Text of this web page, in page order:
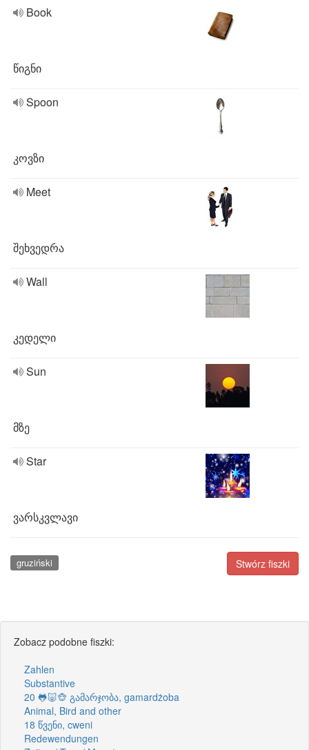
Book
წიგნი
Spoon
კოვზი
Meet
შეხვედრა
Wall
კედელი
Sun
მზე
Star
ვარსკვლავი
Stwórz fiszki
gruziński
Zobacz podobne fiszki:
Zahlen
Substantive
20 🐸🐷🐵 გამარჯობა, gamardżoba
Animal, Bird and other
18 წვენი, cweni
Redewendungen